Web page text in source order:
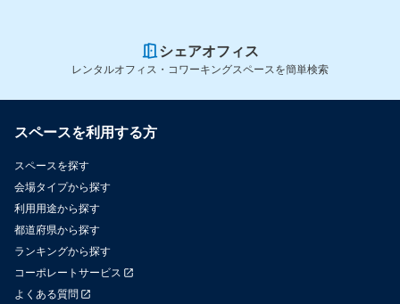
シェアオフィス
レンタルオフィス・コワーキングスペースを簡単検索
スペースを利用する方
スペースを探す
会場タイプから探す
利用用途から探す
都道府県から探す
ランキングから探す
コーポレートサービス
よくある質問